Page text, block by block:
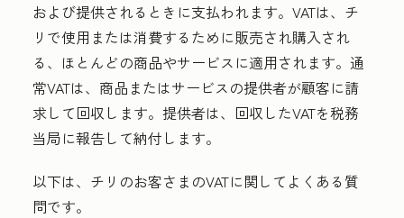
および提供されるときに支払われます。VATは、チ
リで使用または消費するために販売され購入され
る、ほとんどの商品やサービスに適用されます。通
常VATは、商品またはサービスの提供者が顧客に請
求して回収します。提供者は、回収したVATを税務
当局に報告して納付します。
以下は、チリのお客さまのVATに関してよくある質
問です。